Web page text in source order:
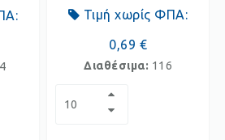
Τιμή χωρίς ΦΠΑ:
0,69 €
Διαθέσιμα: 116